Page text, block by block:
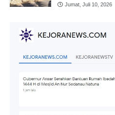
Jumat, Juli 10, 2026